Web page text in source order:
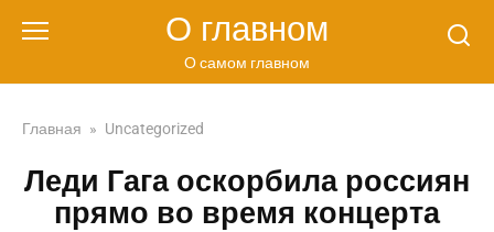
О главном
О самом главном
Главная » Uncategorized
Леди Гага оскорбила россиян
прямо во время концерта